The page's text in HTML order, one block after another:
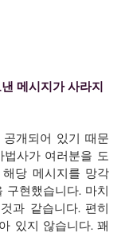
메시지가 사라지
개되어 있기 때문
사가 여러분을 도
당 메시지를 망각
구현했습니다. 마치
과 같습니다. 편히
있지 않습니다. 꽤